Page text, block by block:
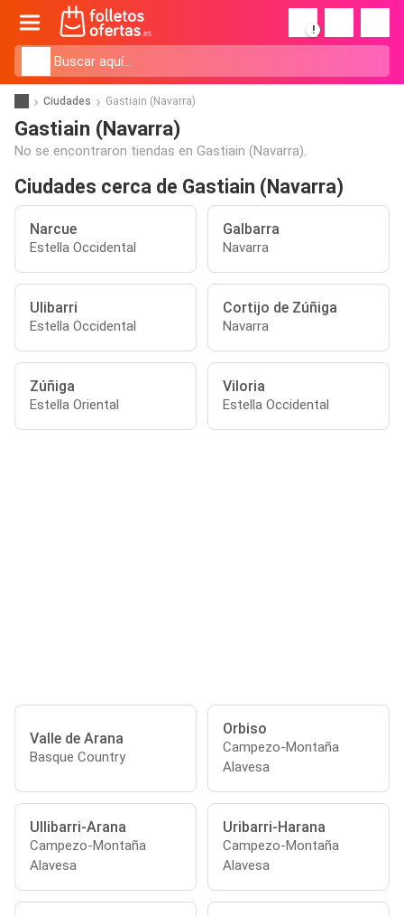
!
Ciudades Gastiain (Navarra)
Gastiain (Navarra)
No se encontraron tiendas en Gastiain (Navarra).
Ciudades cerca de Gastiain (Navarra)
Narcue
Estella Occidental
Galbarra
Navarra
Ulibarri
Estella Occidental
Cortijo de Zúñiga
Navarra
Zúñiga
Estella Oriental
Viloria
Estella Occidental
Valle de Arana
Basque Country
Orbiso
Campezo-Montaña
Alavesa
Ullibarri-Arana
Campezo-Montaña
Alavesa
Uribarri-Harana
Campezo-Montaña
Alavesa